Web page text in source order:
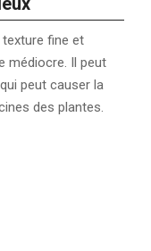
fine et
médiocre. Il peut
peut causer la
des plantes.